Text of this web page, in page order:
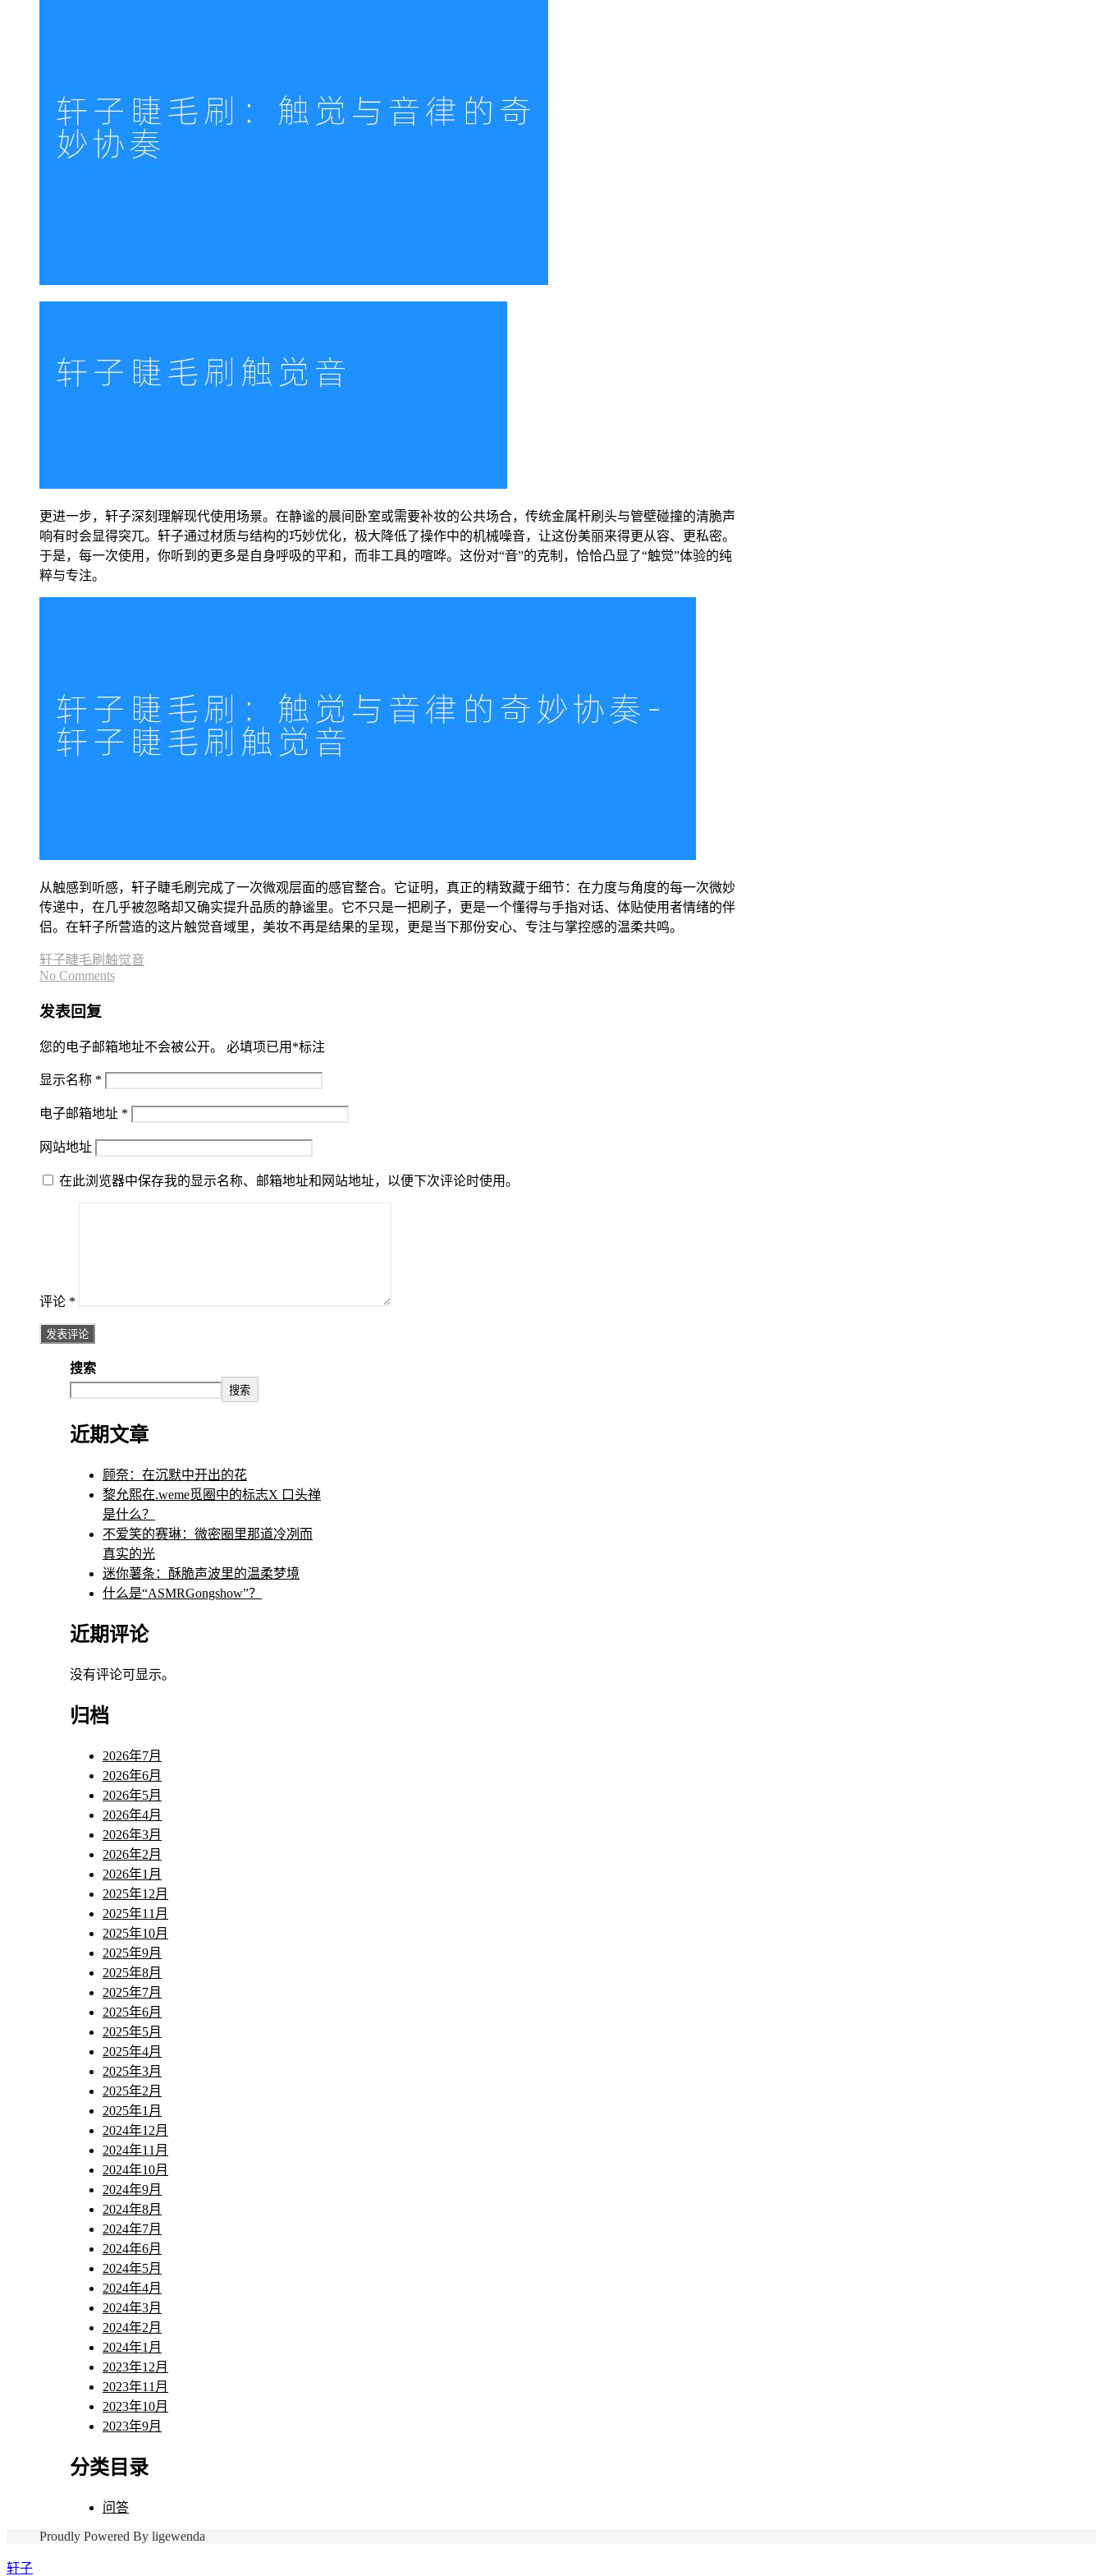
更进一步，轩子深刻理解现代使用场景。在静谧的晨间卧室或需要补妆的公共场合，传统金属杆刷头与管壁碰撞的清脆声
响有时会显得突兀。轩子通过材质与结构的巧妙优化，极大降低了操作中的机械噪音，让这份美丽来得更从容、更私密。
于是，每一次使用，你听到的更多是自身呼吸的平和，而非工具的喧哗。这份对“音”的克制，恰恰凸显了“触觉”体验的纯
粹与专注。
从触感到听感，轩子睫毛刷完成了一次微观层面的感官整合。它证明，真正的精致藏于细节：在力度与角度的每一次微妙
传递中，在几乎被忽略却又确实提升品质的静谧里。它不只是一把刷子，更是一个懂得与手指对话、体贴使用者情绪的伴
侣。在轩子所营造的这片触觉音域里，美妆不再是结果的呈现，更是当下那份安心、专注与掌控感的温柔共鸣。
轩子睫毛刷触觉音
No Comments
发表回复
您的电子邮箱地址不会被公开。 必填项已用 *标注
显示名称 *
电子邮箱地址 *
网站地址
在此浏览器中保存我的显示名称、邮箱地址和网站地址，以便下次评论时使用。
评论 *
搜索
搜索
近期文章
顾奈：在沉默中开出的花
黎允熙在.weme觅圈中的标志X 口头禅
是什么？
不爱笑的赛琳：微密圈里那道冷冽而
真实的光
迷你薯条：酥脆声波里的温柔梦境
什么是“ASMRGongshow”？
近期评论
没有评论可显示。
归档
2026年7月
2026年6月
2026年5月
2026年4月
2026年3月
2026年2月
2026年1月
2025年12月
2025年11月
2025年10月
2025年9月
2025年8月
2025年7月
2025年6月
2025年5月
2025年4月
2025年3月
2025年2月
2025年1月
2024年12月
2024年11月
2024年10月
2024年9月
2024年8月
2024年7月
2024年6月
2024年5月
2024年4月
2024年3月
2024年2月
2024年1月
2023年12月
2023年11月
2023年10月
2023年9月
分类目录
问答
Proudly Powered By ligewenda
轩子